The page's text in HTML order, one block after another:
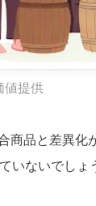
値提供
商品と差異化
いないでしょ